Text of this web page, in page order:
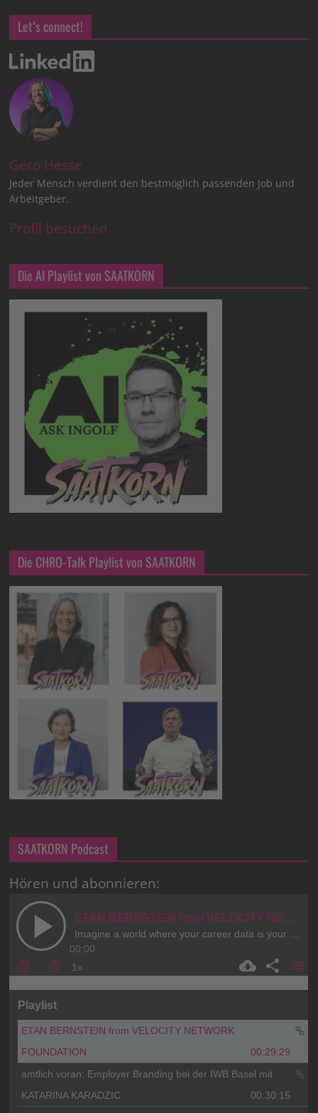
Let’s connect!
Gero Hesse
Jeder Mensch verdient den bestmöglich passenden Job und
Arbeitgeber.
Profil besuchen
Die AI Playlist von SAATKORN
Die CHRO-Talk Playlist von SAATKORN
SAATKORN Podcast
Hören und abonnieren: